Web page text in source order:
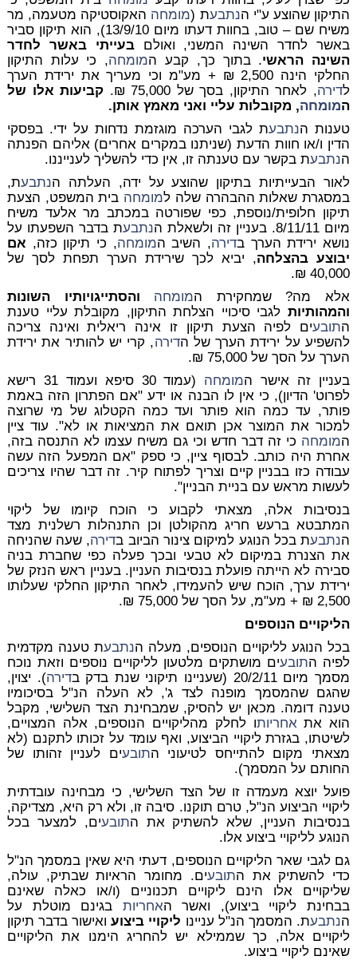
התיקון שהוצע ע"י הנתבעת (מומחה האקוסטיקה מטעמה, מר
משיח שם – טוב, בחוות דעתו מיום 13/9/10), הוא תיקון סביר
באשר לחדר השינה המשני, ואולםבעייתי באשר לחדר
השינה הראשי. בתוך כך, קבע המומחה, כי עלות התיקון
החלקי הינה 2,500 ₪ + מע"מ וכי מעריך את ירידת הערך
לדירה, לאחר התיקון, בסך של 75,000 ₪.
קביעות אלו של
המומחה, מקובלות עליי ואני מאמץ אותן.
טענות הנתבעת לגבי הערכה מוגזמת נדחות על ידי. בפסקי
הדין ו/או חוות הדעת (שניתנו במקרים אחרים) אליהם הפנתה
הנתבעת בקשר עם טענתה זו, אין כדי להשליך לענייננו.
לאור הבעייתיות בתיקון שהוצע על ידה, העלתה הנתבעת,
במסגרת שאלות ההבהרה שלה למומחה בית המשפט, הצעת
תיקון חלופית/נוספת, כפי שפורטה במכתב מר אלעד משיח
מיום 8/11/11. בעניין זה ולשאלת ה
נתבעת בדבר השפעתו על
נושא ירידת הערך בדירה, השיב המומחה, כי תיקון כזה, אם
יבוצע בהצלחה, יביא לכך שירידת הערך תפחת לסך של
40,000 ₪.
אלא מה? שמחקירת המומחה
והסתייגויותיו השונות
והמהותיותלגבי סיכויי הצלחת התיקון, מקובלת עליי טענת
התובעים לפיה הצעת תיקון זו אינה ריאלית ואינה צריכה
להשפיע על ירידת הערך של הדירה, קרי יש להותיר את ירידת
הערך על הסך של 75,000 ₪.
בעניין זה אישר המומחה
(עמוד 30 סיפא ועמוד 31 רישא
לפרוט' הדיון), כי אין לו הבנה או ידע "אם הפתרון הזה באמת
פותר, עד כמה הוא פותר ועד כמה הקטלוג של מי שרוצה
למכור את המוצר אכן תואם את המציאות או לא". עוד ציין
המומחה כי זה דבר חדש וכי גם משיח עצמו לא התנסה בזה,
אחרת היה כותב. לבסוף ציין, כי ספק "אם המפעל הזה עשה
עבודה כזו בבניין קיים וצריך לפתוח קיר. זה דבר שהיו צריכים
לעשות מראש עם בניית הבניין".
בנסיבות אלה, מצאתי לקבוע כי הוכח קיומו של ליקוי
המתבטא ברעש חריג מהקולטן וכן התנהלות רשלנית מצד
הנתבעת בכל הנוגע למיקום צינור הביוב בדירה, שעה שהניחה
את הצנרת במיקום לא טבעי ובכך פעלה כפי שחברת בניה
סבירה לא הייתה פועלת בנסיבות העניין. בעניין ראש הנזק של
ירידת ערך, הוכח שיש להעמידו, לאחר התיקון החלקי שעלותו
2,500 ₪ + מע"מ, על הסך של 75,000 ₪.
הליקויים הנוספים
בכל הנוגע לליקויים הנוספים, מעלה הנתבעת טענה מקדמית
לפיה התובעים מושתקים מלטעון לליקויים נוספים וזאת נוכח
מסמך מיום 20/2/11 (שעניינו תיקוני שנת בדק ב
דירה). יצוין,
שהגם שהמסמך מופנה לצד ג', לא העלה הנ"ל בסיכומיו
טענה דומה. מכאן יש להסיק, שמבחינת הצד השלישי, מקבל
הוא את אחריותו לחלק מהליקויים הנוספים, אלה המצויים,
לשיטתו, בגזרת ליקויי הביצוע, ואף עומד על זכותו לתקנם (לא
מצאתי מקום להתייחס לטיעוני התובעים לעניין זהותו של
החותם על המסמך).
פועל יוצא מעמדה זו של הצד השלישי, כי מבחינה עובדתית
ליקויי הביצוע הנ"ל, טרם תוקנו. סיבה זו, ולא רק היא, מצדיקה,
בנסיבות העניין, שלא להשתיק את התובעים, למצער בכל
הנוגע לליקויי ביצוע אלו.
גם לגבי שאר הליקויים הנוספים, דעתי היא שאין במסמך הנ"ל
כדי להשתיק את התובעים. מחומר הראיות שבתיק, עולה,
שליקויים אלו הינם ליקויים תכנוניים (ו/או כאלה שאינם
בבחינת ליקויי ביצוע), ואשר האחריות בגינם מוטלת על
הנתבעת. המסמך הנ"ל עניינו ליקויי ביצועואישור בדבר תיקון
ליקויים אלה, כך שממילא יש להחריג הימנו את הליקויים
שאינם ליקויי ביצוע.